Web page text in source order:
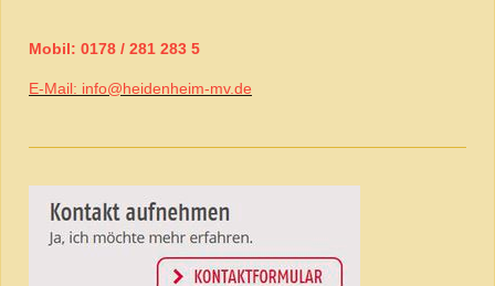
Mobil: 0178 / 281 283 5
E-Mail: info@heidenheim-mv.de